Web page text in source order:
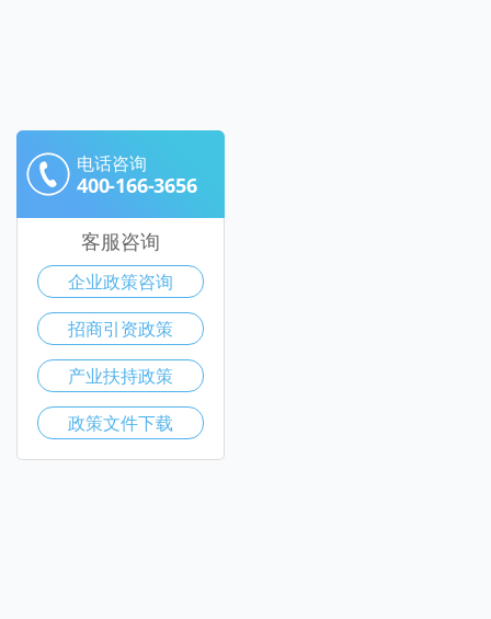
电话咨询
400-166-3656
客服咨询
企业政策咨询
招商引资政策
产业扶持政策
政策文件下载